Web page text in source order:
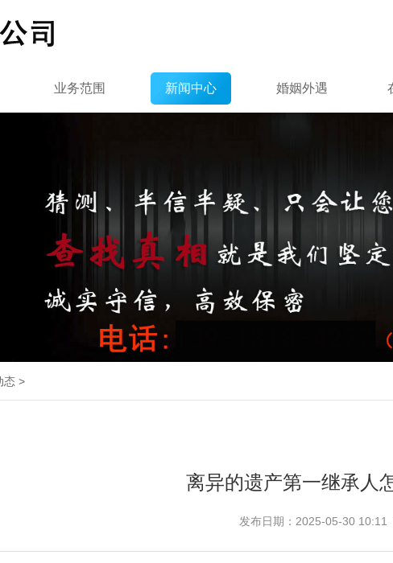
业务范围 新闻中心 婚姻外遇
态 >
离异的遗产第一继承人
发布日期：2025-05-30 10:11